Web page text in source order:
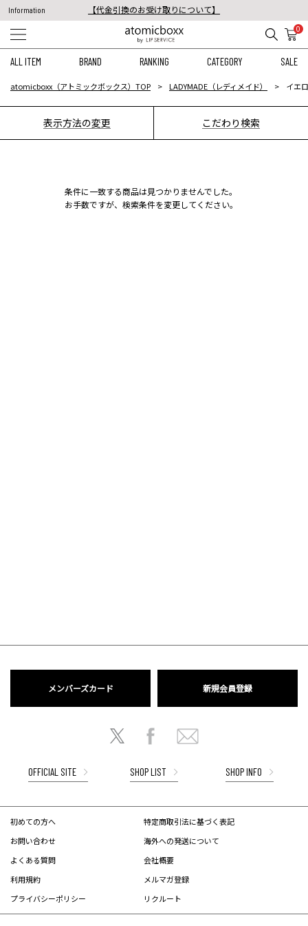
Information
【代金引換のお受け取りについて】
税込11,000円以上のご注文で送料無料！
0
ALL ITEM BRAND RANKING CATEGORY SALE
atomicboxx（アトミックボックス）TOP LADYMADE（レディメイド） イエ
表示方法の変更 こだわり検索
条件に一致する商品は見つかりませんでした。
お手数ですが、検索条件を変更してください。
メンバーズカード 新規会員登録
OFFICIAL SITE SHOP LIST SHOP INFO
初めての方へ
お問い合わせ
よくある質問
利用規約
プライバシーポリシー
特定商取引法に基づく表記
海外への発送について
会社概要
メルマガ登録
リクルート